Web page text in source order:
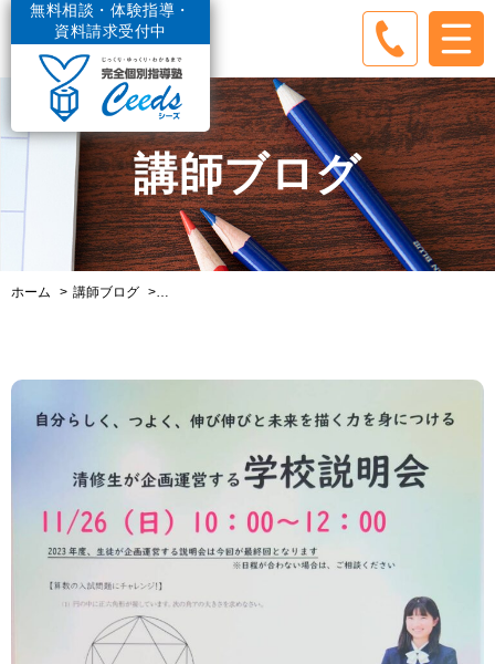
無料相談・体験指導・
資料請求受付中
講師ブログ
ホーム 講師ブログ